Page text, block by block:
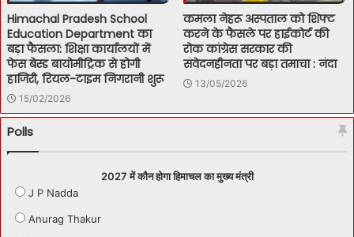
Himachal Pradesh School
Education Department का
बड़ा फैसला: शिक्षा कार्यालयों में
फेस बेस्ड बायोमीट्रिक से होगी
हाजिरी, रियल-टाइम निगरानी शुरू
15/02/2026
कमला नेहरू अस्पताल को शिफ्ट
करने के फैसले पर हाईकोर्ट की
रोक कांग्रेस सरकार की
संवेदनहीनता पर बड़ा तमाचा : नंदा
13/05/2026
Polls
2027 में कौन होगा हिमाचल का मुख्य मंत्री
J P Nadda
Anurag Thakur